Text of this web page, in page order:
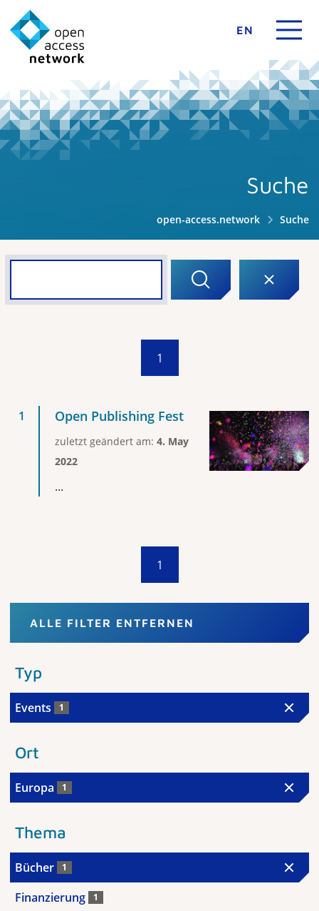
EN
Suche
open-access.network Suche
1
Open Publishing Fest
zuletzt geändert am: 4. May
2022
...
1
ALLE FILTER ENTFERNEN
Typ
Events 1
Ort
Europa 1
Thema
Bücher 1
Finanzierung 1